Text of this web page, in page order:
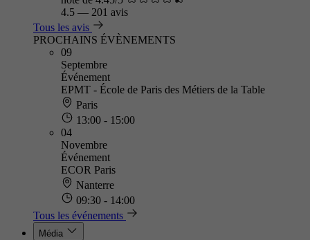
4.5 — 201 avis
Tous les avis
PROCHAINS ÉVÈNEMENTS
09
Septembre
Événement
EPMT - École de Paris des Métiers de la Table
Paris
13:00 - 15:00
04
Novembre
Événement
ECOR Paris
Nanterre
09:30 - 14:00
Tous les événements
Média